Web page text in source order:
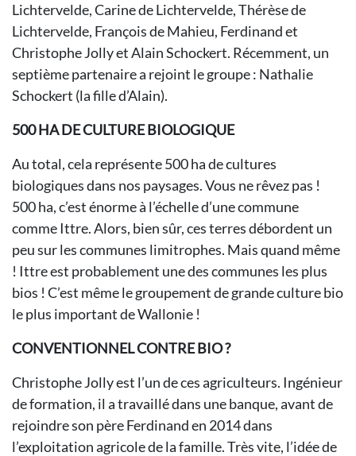
Lichtervelde, Carine de Lichtervelde, Thérèse de
Lichtervelde, François de Mahieu, Ferdinand et
Christophe Jolly et Alain Schockert. Récemment, un
septième partenaire a rejoint le groupe : Nathalie
Schockert (la fille d’Alain).
500 HA DE CULTURE BIOLOGIQUE
Au total, cela représente 500 ha de cultures
biologiques dans nos paysages. Vous ne rêvez pas !
500 ha, c’est énorme à l’échelle d’une commune
comme Ittre. Alors, bien sûr, ces terres débordent un
peu sur les communes limitrophes. Mais quand même
! Ittre est probablement une des communes les plus
bios ! C’est même le groupement de grande culture bio
le plus important de Wallonie !
CONVENTIONNEL CONTRE BIO ?
Christophe Jolly est l’un de ces agriculteurs. Ingénieur
de formation, il a travaillé dans une banque, avant de
rejoindre son père Ferdinand en 2014 dans
l’exploitation agricole de la famille. Très vite, l’idée de